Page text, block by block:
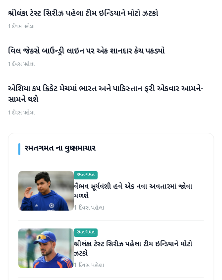
રમતગમત
શ્રીલંકા ટેસ્ટ સિરીઝ પહેલા ટીમ ઇન્ડિયાને મોટો ઝટકો
1 દિવસ પહેલા
રમતગમત
વિલ જેક્સે બાઉન્ડ્રી લાઇન પર એક શાનદાર કેચ પકડ્યો
1 દિવસ પહેલા
રમતગમત
એશિયા કપ ક્રિકેટ મેચમાં ભારત અને પાકિસ્તાન ફરી એકવાર આમને-
સામને થશે
1 દિવસ પહેલા
રમતગમતના વધુ સમાચાર
રમતગમત
વૈભવ સૂર્યવંશી હવે એક નવા અવતારમાં જોવા
મળશે
1 દિવસ પહેલા
રમતગમત
શ્રીલંકા ટેસ્ટ સિરીઝ પહેલા ટીમ ઇન્ડિયાને મોટો
ઝટકો
1 દિવસ પહેલા